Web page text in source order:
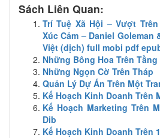
Sách Liên Quan:
Trí Tuệ Xã Hội – Vượt
Xúc Cảm – Daniel Goleman
Việt (dịch) full mobi pdf
Những Bông Hoa Trên Tầng
Những Ngọn Cờ Trên Tháp
Quản Lý Dự Án Trên Một
Kế Hoạch Kinh Doanh Trên
Kế Hoạch Marketing Trên
Dib
Kế Hoạch Kinh Doanh Trên